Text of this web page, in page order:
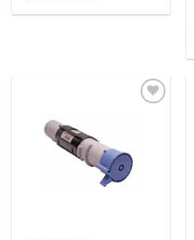
επιθυμιών